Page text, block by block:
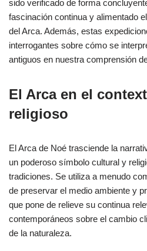
sido verificado de forma
fascinación continua y alimentado
del Arca. Además, estas
interrogantes sobre cómo se
antiguos en nuestra comprensión
El Arca en el
religioso
El Arca de Noé trasciende la
un poderoso símbolo cultural y
tradiciones. Se utiliza a menudo
de preservar el medio ambiente y
que pone de relieve su continua
contemporáneos sobre el cambio
de la naturaleza.